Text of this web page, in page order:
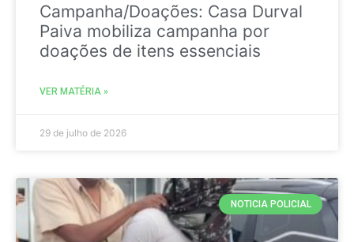
Campanha/Doações: Casa Durval
Paiva mobiliza campanha por
doações de itens essenciais
VER MATÉRIA »
29 de julho de 2026
NOTICIA POLICIAL